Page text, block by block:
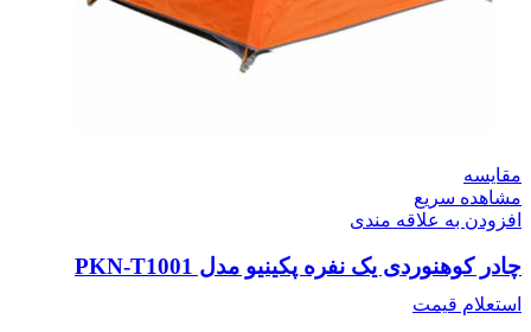
مقایسه
مشاهده سریع
افزودن به علاقه مندی
چادر کوهنوردی یک نفره پکینیو مدل PKN-T1001
استعلام قیمت